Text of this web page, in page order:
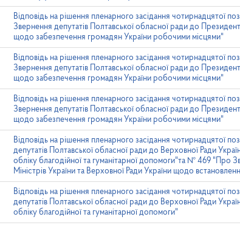
Відповідь на рішення пленарного засідання чотирнадцятої
Звернення депутатів Полтавської обласної ради до
щодо забезпечення громадян України робочими місцями"
Відповідь на рішення пленарного засідання чотирнадцятої
Звернення депутатів Полтавської обласної ради до
щодо забезпечення громадян України робочими місцями"
Відповідь на рішення пленарного засідання чотирнадцятої
Звернення депутатів Полтавської обласної ради до
щодо забезпечення громадян України робочими місцями"
Відповідь на рішення пленарного засідання чотирнадцятої
депутатів Полтавської обласної ради до Верховної Ради
обліку благодійної та гуманітарної допомоги"та № 469 "Про
Міністрів України та Верховної Ради України щодо
Відповідь на рішення пленарного засідання чотирнадцятої
депутатів Полтавської обласної ради до Верховної Ради
обліку благодійної та гуманітарної допомоги"